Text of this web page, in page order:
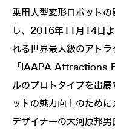
乗用人型変形ロボット
し、2016年11月14日よ
れる世界最大級のアト
「IAAPA Attractions
ルのプロトタイプを出
ットの魅力向上のため
デザイナーの大河原邦